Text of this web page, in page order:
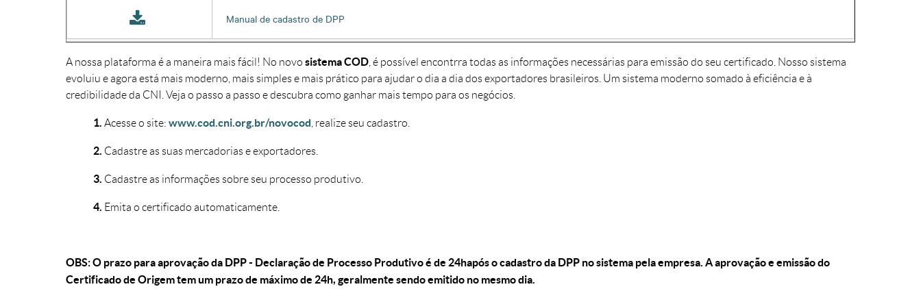
Manual de cadastro de DPP
A nossa plataforma é a maneira mais fácil! No novo sistema COD , é possível encontrra todas as informações necessárias para emissão do seu certificado. Nosso sistema
evoluiu e agora está mais moderno, mais simples e mais prático para ajudar o dia a dia dos exportadores brasileiros. Um sistema moderno somado à eficiência e à
credibilidade da CNI. Veja o passo a passo e descubra como ganhar mais tempo para os negócios.
1. Acesse o site: www.cod.cni.org.br/novocod , realize seu cadastro.
2. Cadastre as suas mercadorias e exportadores.
3. Cadastre as informações sobre seu processo produtivo.
4. Emita o certificado automaticamente.
OBS: O prazo para aprovação da DPP - Declaração de Processo Produtivo é de 24h após o cadastro da DPP no sistema pela empresa. A aprovação e emissão do
Certificado de Origem tem um prazo de máximo de 24h, geralmente sendo emitido no mesmo dia.